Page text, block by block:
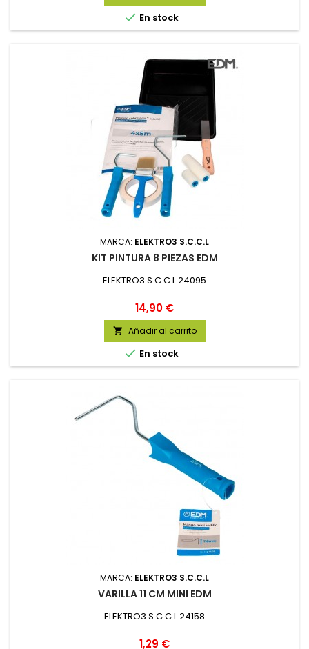
 En stock
MARCA: ELEKTRO3 S.C.C.L
KIT PINTURA 8 PIEZAS EDM
ELEKTRO3 S.C.C.L 24095
Precio
14,90 €
 Añadir al carrito
 En stock
MARCA: ELEKTRO3 S.C.C.L
VARILLA 11 CM MINI EDM
ELEKTRO3 S.C.C.L 24158
Precio
1,29 €